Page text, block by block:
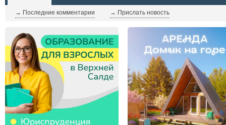
→ Последние комментарии → Прислать новость